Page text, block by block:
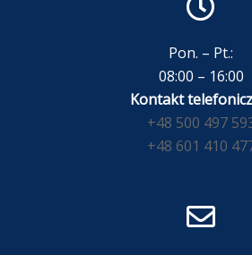
Pon. – Pt.:
08:00 – 16:00
Kontakt
+48 500 497
+48 601 410